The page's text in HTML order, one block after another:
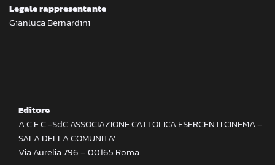
Legale rappresentante
Gianluca Bernardini
Editore
A.C.E.C.-SdC ASSOCIAZIONE CATTOLICA ESERCENTI CINEMA –
SALA DELLA COMUNITA’
Via Aurelia 796 – 00165 Roma